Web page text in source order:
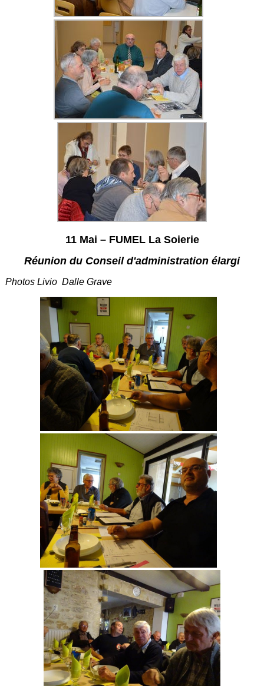
11 Mai – FUMEL La Soierie
Réunion du Conseil d'administration élargi
Photos Livio Dalle Grave